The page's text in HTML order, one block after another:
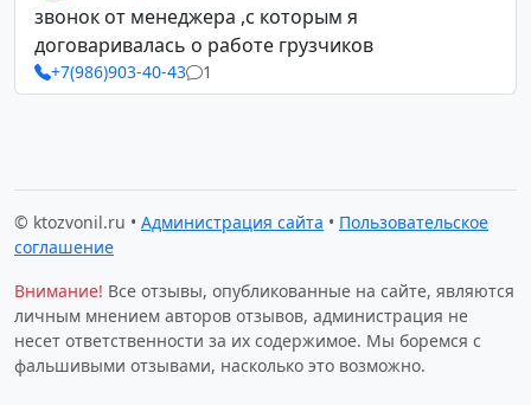
звонок от менеджера ,с которым я
договаривалась о работе грузчиков
+7(986)903-40-43 1
© ktozvonil.ru • Администрация сайта • Пользовательское
соглашение
Внимание! Все отзывы, опубликованные на сайте, являются
личным мнением авторов отзывов, администрация не
несет ответственности за их содержимое. Мы боремся с
фальшивыми отзывами, насколько это возможно.